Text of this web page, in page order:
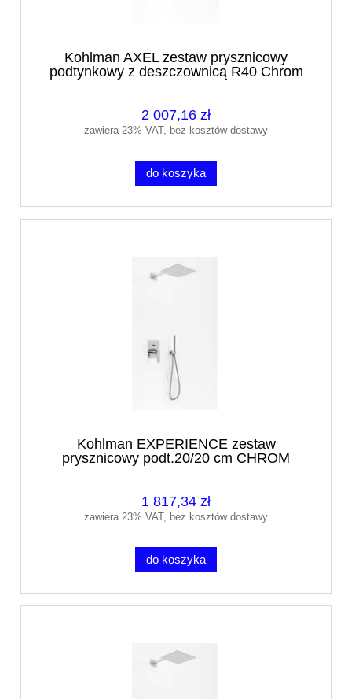
Kohlman AXEL zestaw prysznicowy
podtynkowy z deszczownicą R40 Chrom
2 007,16 zł
zawiera 23% VAT, bez kosztów dostawy
do koszyka
Kohlman EXPERIENCE zestaw
prysznicowy podt.20/20 cm CHROM
1 817,34 zł
zawiera 23% VAT, bez kosztów dostawy
do koszyka